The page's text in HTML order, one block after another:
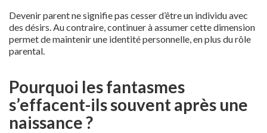
Devenir parent ne signifie pas cesser d’être un individu avec
des désirs. Au contraire, continuer à assumer cette dimension
permet de maintenir une identité personnelle, en plus du rôle
parental.
Pourquoi les fantasmes
s’effacent-ils souvent après une
naissance ?